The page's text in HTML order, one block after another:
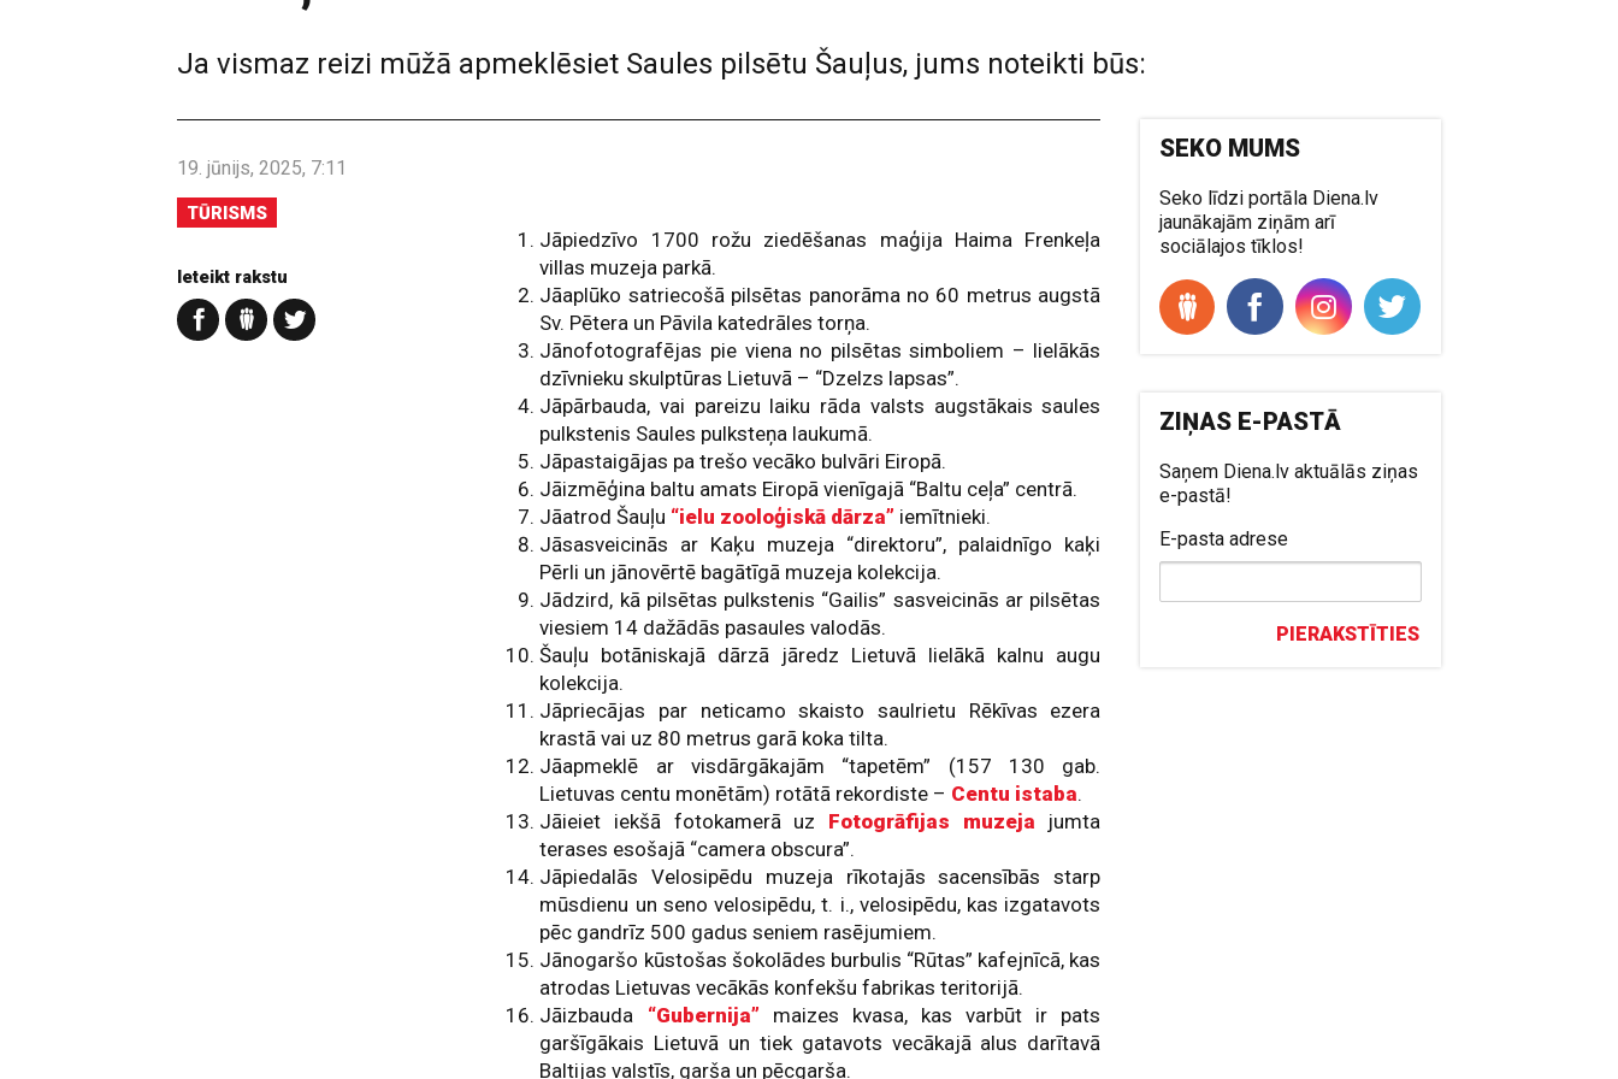
Ja vismaz reizi mūžā apmeklēsiet Saules pilsētu Šauļus, jums noteikti būs:
19. jūnijs, 2025, 7:11
TŪRISMS
Ieteikt rakstu
Jāpiedzīvo 1700 rožu ziedēšanas maģija Haima Frenkeļa
villas muzeja parkā.
Jāaplūko satriecošā pilsētas panorāma no 60 metrus augstā
Sv. Pētera un Pāvila katedrāles torņa.
Jānofotografējas pie viena no pilsētas simboliem – lielākās
dzīvnieku skulptūras Lietuvā – “Dzelzs lapsas”.
Jāpārbauda, vai pareizu laiku rāda valsts augstākais saules
pulkstenis Saules pulksteņa laukumā.
Jāpastaigājas pa trešo vecāko bulvāri Eiropā.
Jāizmēģina baltu amats Eiropā vienīgajā “Baltu ceļa” centrā.
Jāatrod Šauļu “ielu zooloģiskā dārza” iemītnieki.
Jāsasveicinās ar Kaķu muzeja “direktoru”, palaidnīgo kaķi
Pērli un jānovērtē bagātīgā muzeja kolekcija.
Jādzird, kā pilsētas pulkstenis “Gailis” sasveicinās ar pilsētas
viesiem 14 dažādās pasaules valodās.
Šauļu botāniskajā dārzā jāredz Lietuvā lielākā kalnu augu
kolekcija.
Jāpriecājas par neticamo skaisto saulrietu Rēkīvas ezera
krastā vai uz 80 metrus garā koka tilta.
Jāapmeklē ar visdārgākajām “tapetēm” (157 130 gab.
Lietuvas centu monētām) rotātā rekordiste – Centu istaba.
Jāieiet iekšā fotokamerā uz Fotogrāfijas muzeja jumta
terases esošajā “camera obscura”.
Jāpiedalās Velosipēdu muzeja rīkotajās sacensībās starp
mūsdienu un seno velosipēdu, t. i., velosipēdu, kas izgatavots
pēc gandrīz 500 gadus seniem rasējumiem.
Jānogaršo kūstošas šokolādes burbulis “Rūtas” kafejnīcā, kas
atrodas Lietuvas vecākās konfekšu fabrikas teritorijā.
Jāizbauda “Gubernija” maizes kvasa, kas varbūt ir pats
garšīgākais Lietuvā un tiek gatavots vecākajā alus darītavā
Baltijas valstīs, garša un pēcgarša.
SEKO MUMS
Seko līdzi portāla Diena.lv
jaunākajām ziņām arī
sociālajos tīklos!
ZIŅAS E-PASTĀ
Saņem Diena.lv aktuālās ziņas
e-pastā!
E-pasta adrese
PIERAKSTĪTIES